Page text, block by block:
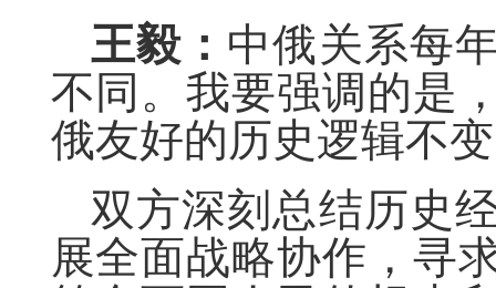
王毅： 中俄关系每
不同。我要强调的是
俄友好的历史逻辑不
双方深刻总结历史
展全面战略协作，寻